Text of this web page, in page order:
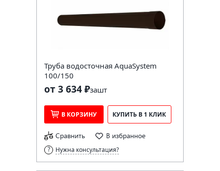
Труба водосточная AquaSystem
100/150
от 3 634 ₽зашт
В КОРЗИНУ КУПИТЬ В 1 КЛИК
Сравнить В избранное
Нужна консультация?